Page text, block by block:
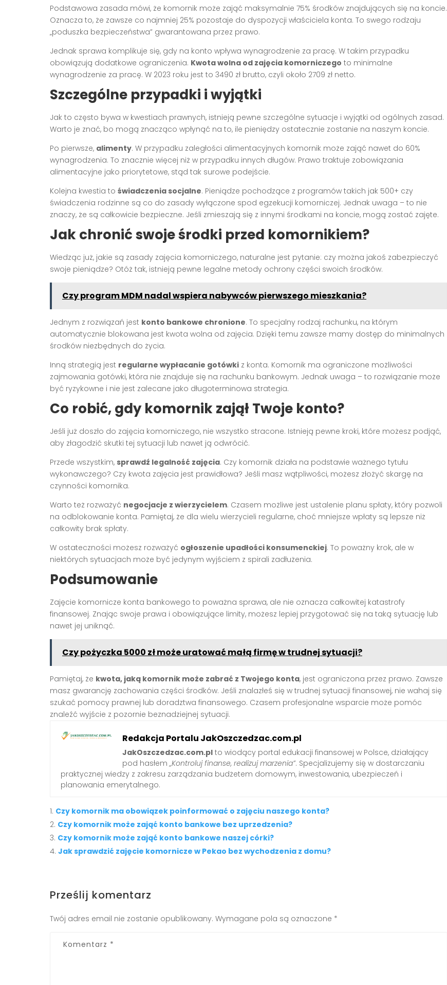
Podstawowa zasada mówi, że komornik może zająć maksymalnie 75% środków znajdujących się na koncie.
Oznacza to, że zawsze co najmniej 25% pozostaje do dyspozycji właściciela konta. To swego rodzaju
„poduszka bezpieczeństwa” gwarantowana przez prawo.
Jednak sprawa komplikuje się, gdy na konto wpływa wynagrodzenie za pracę. W takim przypadku
obowiązują dodatkowe ograniczenia. Kwota wolna od zajęcia komorniczego to minimalne
wynagrodzenie za pracę. W 2023 roku jest to 3490 zł brutto, czyli około 2709 zł netto.
Szczególne przypadki i wyjątki
Jak to często bywa w kwestiach prawnych, istnieją pewne szczególne sytuacje i wyjątki od ogólnych zasad.
Warto je znać, bo mogą znacząco wpłynąć na to, ile pieniędzy ostatecznie zostanie na naszym koncie.
Po pierwsze, alimenty. W przypadku zaległości alimentacyjnych komornik może zająć nawet do 60%
wynagrodzenia. To znacznie więcej niż w przypadku innych długów. Prawo traktuje zobowiązania
alimentacyjne jako priorytetowe, stąd tak surowe podejście.
Kolejna kwestia to świadczenia socjalne. Pieniądze pochodzące z programów takich jak 500+ czy
świadczenia rodzinne są co do zasady wyłączone spod egzekucji komorniczej. Jednak uwaga – to nie
znaczy, że są całkowicie bezpieczne. Jeśli zmieszają się z innymi środkami na koncie, mogą zostać zajęte.
Jak chronić swoje środki przed komornikiem?
Wiedząc już, jakie są zasady zajęcia komorniczego, naturalne jest pytanie: czy można jakoś zabezpieczyć
swoje pieniądze? Otóż tak, istnieją pewne legalne metody ochrony części swoich środków.
Czy program MDM nadal wspiera nabywców pierwszego mieszkania?
Jednym z rozwiązań jest konto bankowe chronione. To specjalny rodzaj rachunku, na którym
automatycznie blokowana jest kwota wolna od zajęcia. Dzięki temu zawsze mamy dostęp do minimalnych
środków niezbędnych do życia.
Inną strategią jest regularne wypłacanie gotówki z konta. Komornik ma ograniczone możliwości
zajmowania gotówki, która nie znajduje się na rachunku bankowym. Jednak uwaga – to rozwiązanie może
być ryzykowne i nie jest zalecane jako długoterminowa strategia.
Co robić, gdy komornik zajął Twoje konto?
Jeśli już doszło do zajęcia komorniczego, nie wszystko stracone. Istnieją pewne kroki, które możesz podjąć,
aby złagodzić skutki tej sytuacji lub nawet ją odwrócić.
Przede wszystkim, sprawdź legalność zajęcia. Czy komornik działa na podstawie ważnego tytułu
wykonawczego? Czy kwota zajęcia jest prawidłowa? Jeśli masz wątpliwości, możesz złożyć skargę na
czynności komornika.
Warto też rozważyć negocjacje z wierzycielem. Czasem możliwe jest ustalenie planu spłaty, który pozwoli
na odblokowanie konta. Pamiętaj, że dla wielu wierzycieli regularne, choć mniejsze wpłaty są lepsze niż
całkowity brak spłaty.
W ostateczności możesz rozważyć ogłoszenie upadłości konsumenckiej. To poważny krok, ale w
niektórych sytuacjach może być jedynym wyjściem z spirali zadłużenia.
Podsumowanie
Zajęcie komornicze konta bankowego to poważna sprawa, ale nie oznacza całkowitej katastrofy
finansowej. Znając swoje prawa i obowiązujące limity, możesz lepiej przygotować się na taką sytuację lub
nawet jej uniknąć.
Czy pożyczka 5000 zł może uratować małą firmę w trudnej sytuacji?
Pamiętaj, że kwota, jaką komornik może zabrać z Twojego konta, jest ograniczona przez prawo. Zawsze
masz gwarancję zachowania części środków. Jeśli znalazłeś się w trudnej sytuacji finansowej, nie wahaj się
szukać pomocy prawnej lub doradztwa finansowego. Czasem profesjonalne wsparcie może pomóc
znaleźć wyjście z pozornie beznadziejnej sytuacji.
Redakcja Portalu JakOszczedzac.com.pl
JakOszczedzac.com.pl to wiodący portal edukacji finansowej w Polsce, działający
pod hasłem „Kontroluj finanse, realizuj marzenia”. Specjalizujemy się w dostarczaniu
praktycznej wiedzy z zakresu zarządzania budżetem domowym, inwestowania, ubezpieczeń i
planowania emerytalnego.
Czy komornik ma obowiązek poinformować o zajęciu naszego konta?
Czy komornik może zająć konto bankowe bez uprzedzenia?
Czy komornik może zająć konto bankowe naszej córki?
Jak sprawdzić zajęcie komornicze w Pekao bez wychodzenia z domu?
Prześlij komentarz
Twój adres email nie zostanie opublikowany. Wymagane pola są oznaczone *